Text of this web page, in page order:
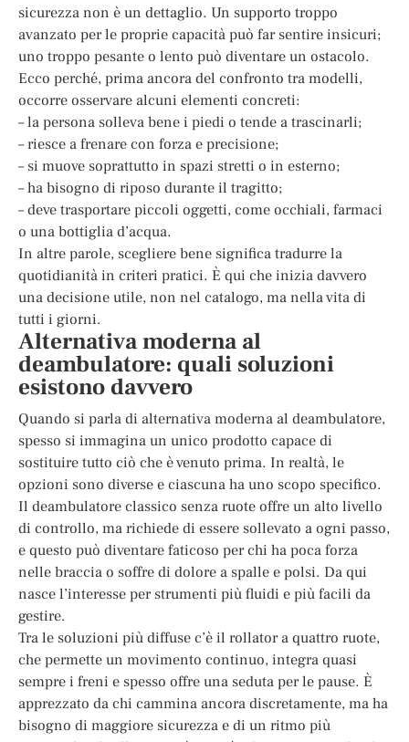
sicurezza non è un dettaglio. Un supporto troppo
avanzato per le proprie capacità può far sentire insicuri;
uno troppo pesante o lento può diventare un ostacolo.
Ecco perché, prima ancora del confronto tra modelli,
occorre osservare alcuni elementi concreti:
– la persona solleva bene i piedi o tende a trascinarli;
– riesce a frenare con forza e precisione;
– si muove soprattutto in spazi stretti o in esterno;
– ha bisogno di riposo durante il tragitto;
– deve trasportare piccoli oggetti, come occhiali, farmaci
o una bottiglia d’acqua.
In altre parole, scegliere bene significa tradurre la
quotidianità in criteri pratici. È qui che inizia davvero
una decisione utile, non nel catalogo, ma nella vita di
tutti i giorni.
Alternativa moderna al
deambulatore: quali soluzioni
esistono davvero
Quando si parla di alternativa moderna al deambulatore,
spesso si immagina un unico prodotto capace di
sostituire tutto ciò che è venuto prima. In realtà, le
opzioni sono diverse e ciascuna ha uno scopo specifico.
Il deambulatore classico senza ruote offre un alto livello
di controllo, ma richiede di essere sollevato a ogni passo,
e questo può diventare faticoso per chi ha poca forza
nelle braccia o soffre di dolore a spalle e polsi. Da qui
nasce l’interesse per strumenti più fluidi e più facili da
gestire.
Tra le soluzioni più diffuse c’è il rollator a quattro ruote,
che permette un movimento continuo, integra quasi
sempre i freni e spesso offre una seduta per le pause. È
apprezzato da chi cammina ancora discretamente, ma ha
bisogno di maggiore sicurezza e di un ritmo più